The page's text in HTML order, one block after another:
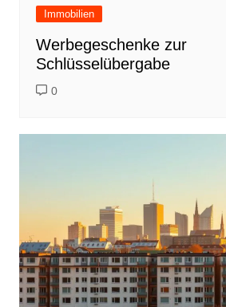
Immobilien
Werbegeschenke zur
Schlüsselübergabe
0